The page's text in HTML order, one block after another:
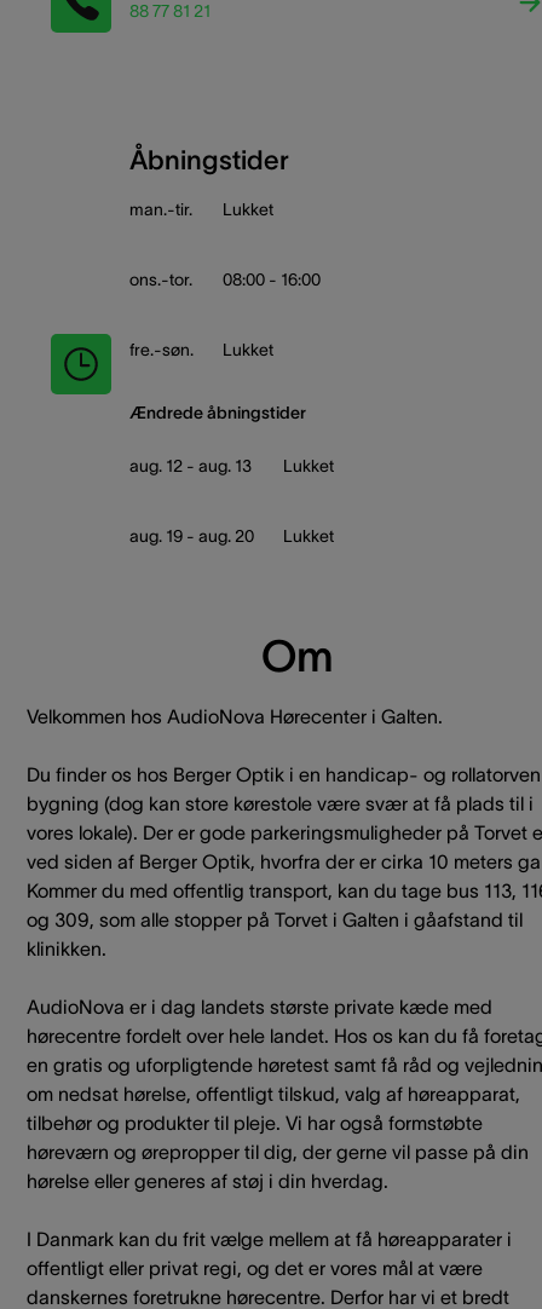
88 77 81 21
Åbningstider
man.-tir. Lukket
ons.-tor. 08:00 - 16:00
fre.-søn. Lukket
Ændrede åbningstider
aug. 12 - aug. 13 Lukket
aug. 19 - aug. 20 Lukket
Om
Velkommen hos AudioNova Hørecenter i Galten.
Du finder os hos Berger Optik i en handicap- og
bygning (dog kan store kørestole være svær at få plads til i
vores lokale). Der er gode parkeringsmuligheder på Torvet
ved siden af Berger Optik, hvorfra der er cirka 10 meters
Kommer du med offentlig transport, kan du tage bus 113,
og 309, som alle stopper på Torvet i Galten i gåafstand til
klinikken.
AudioNova er i dag landets største private kæde med
hørecentre fordelt over hele landet. Hos os kan du få
en gratis og uforpligtende høretest samt få råd og
om nedsat hørelse, offentligt tilskud, valg af høreapparat,
tilbehør og produkter til pleje. Vi har også formstøbte
høreværn og ørepropper til dig, der gerne vil passe på din
hørelse eller generes af støj i din hverdag.
I Danmark kan du frit vælge mellem at få høreapparater i
offentligt eller privat regi, og det er vores mål at være
danskernes foretrukne hørecentre. Derfor har vi et bredt